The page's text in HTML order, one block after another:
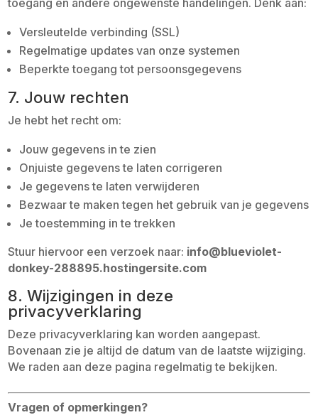
toegang en andere ongewenste handelingen. Denk aan:
Versleutelde verbinding (SSL)
Regelmatige updates van onze systemen
Beperkte toegang tot persoonsgegevens
7. Jouw rechten
Je hebt het recht om:
Jouw gegevens in te zien
Onjuiste gegevens te laten corrigeren
Je gegevens te laten verwijderen
Bezwaar te maken tegen het gebruik van je gegevens
Je toestemming in te trekken
Stuur hiervoor een verzoek naar: info@blueviolet-
donkey-288895.hostingersite.com
8. Wijzigingen in deze
privacyverklaring
Deze privacyverklaring kan worden aangepast.
Bovenaan zie je altijd de datum van de laatste wijziging.
We raden aan deze pagina regelmatig te bekijken.
Vragen of opmerkingen?